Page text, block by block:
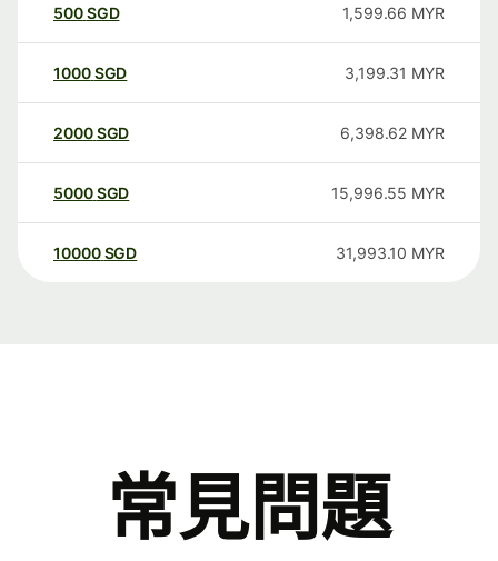
500SGD 1,599.66 MYR
1000SGD 3,199.31 MYR
2000SGD 6,398.62 MYR
5000SGD 15,996.55 MYR
10000 SGD 31,993.10 MYR
常見問題